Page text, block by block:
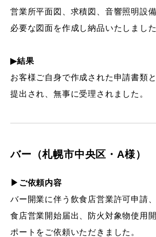
営業所平面図、求積図、音響照明設
必要な図面を作成し納品いたしました
▶結果
お客様ご自身で作成された申請書類
提出され、無事に受理されました。
バー（札幌市中央区・A様）
▶ご依頼内容
バー開業に伴う飲食店営業許可申請
食店営業開始届出、防火対象物使用
ポートをご依頼いただきました。